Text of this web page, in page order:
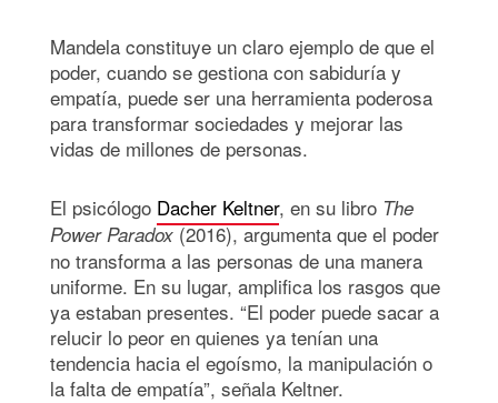
Mandela constituye un claro ejemplo de que el
poder, cuando se gestiona con sabiduría y
empatía, puede ser una herramienta poderosa
para transformar sociedades y mejorar las
vidas de millones de personas.
El psicólogo Dacher Keltner, en su libro The
Power Paradox(2016), argumenta que el poder
no transforma a las personas de una manera
uniforme. En su lugar, amplifica los rasgos que
ya estaban presentes. “El poder puede sacar a
relucir lo peor en quienes ya tenían una
tendencia hacia el egoísmo, la manipulación o
la falta de empatía”, señala Keltner.